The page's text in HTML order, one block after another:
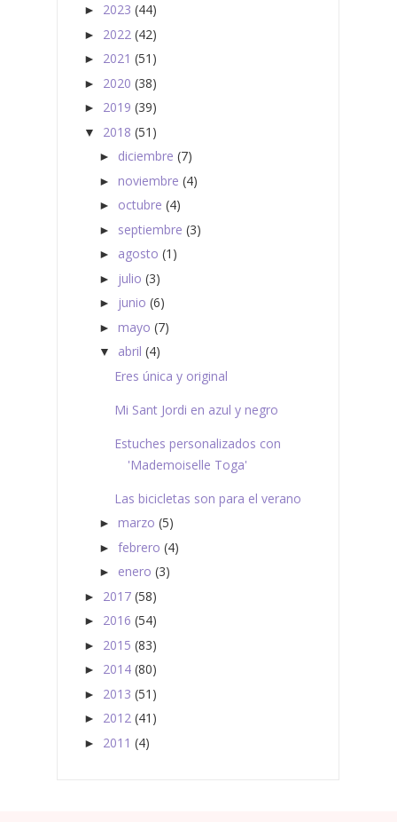
► 2023 (44)
► 2022 (42)
► 2021 (51)
► 2020 (38)
► 2019 (39)
▼ 2018 (51)
► diciembre (7)
► noviembre (4)
► octubre (4)
► septiembre (3)
► agosto (1)
► julio (3)
► junio (6)
► mayo (7)
▼ abril (4)
Eres única y original
Mi Sant Jordi en azul y negro
Estuches personalizados con
'Mademoiselle Toga'
Las bicicletas son para el verano
► marzo (5)
► febrero (4)
► enero (3)
► 2017 (58)
► 2016 (54)
► 2015 (83)
► 2014 (80)
► 2013 (51)
► 2012 (41)
► 2011 (4)